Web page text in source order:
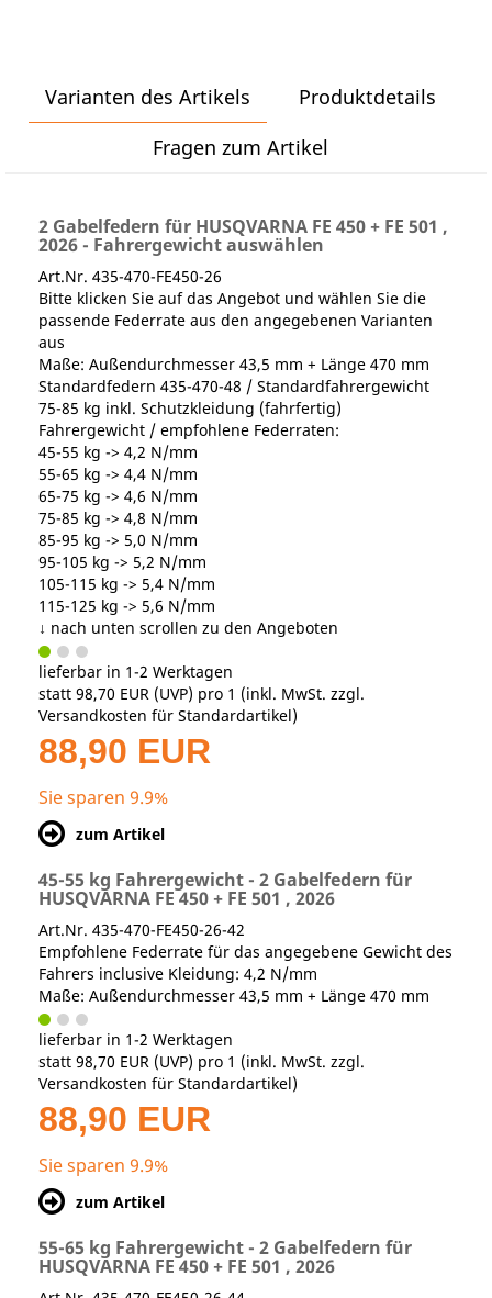
Varianten des Artikels
Produktdetails
Fragen zum Artikel
2 Gabelfedern für HUSQVARNA FE 450 + FE 501 ,
2026 - Fahrergewicht auswählen
Art.Nr. 435-470-FE450-26
Bitte klicken Sie auf das Angebot und wählen Sie die
passende Federrate aus den angegebenen Varianten
aus
Maße: Außendurchmesser 43,5 mm + Länge 470 mm
Standardfedern 435-470-48 / Standardfahrergewicht
75-85 kg inkl. Schutzkleidung (fahrfertig)
Fahrergewicht / empfohlene Federraten:
45-55 kg -> 4,2 N/mm
55-65 kg -> 4,4 N/mm
65-75 kg -> 4,6 N/mm
75-85 kg -> 4,8 N/mm
85-95 kg -> 5,0 N/mm
95-105 kg -> 5,2 N/mm
105-115 kg -> 5,4 N/mm
115-125 kg -> 5,6 N/mm
↓ nach unten scrollen zu den Angeboten
lieferbar in 1-2 Werktagen
statt 98,70 EUR (UVP) pro 1 (inkl. MwSt. zzgl.
Versandkosten für Standardartikel)
88,90 EUR
Sie sparen 9.9%
zum Artikel
45-55 kg Fahrergewicht - 2 Gabelfedern für
HUSQVARNA FE 450 + FE 501 , 2026
Art.Nr. 435-470-FE450-26-42
Empfohlene Federrate für das angegebene Gewicht des
Fahrers inclusive Kleidung: 4,2 N/mm
Maße: Außendurchmesser 43,5 mm + Länge 470 mm
lieferbar in 1-2 Werktagen
statt 98,70 EUR (UVP) pro 1 (inkl. MwSt. zzgl.
Versandkosten für Standardartikel)
88,90 EUR
Sie sparen 9.9%
zum Artikel
55-65 kg Fahrergewicht - 2 Gabelfedern für
HUSQVARNA FE 450 + FE 501 , 2026